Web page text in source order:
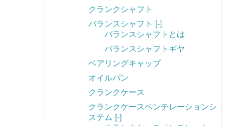
クランクシャフト
バランスシャフト
[-]
バランスシャフトとは
バランスシャフトギヤ
ベアリングキャップ
オイルパン
クランクケース
クランクケースベンチレーションシ
ステム [-]